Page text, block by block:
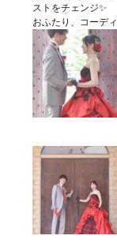
ストをチェンジ✨
おふたり、コーデ